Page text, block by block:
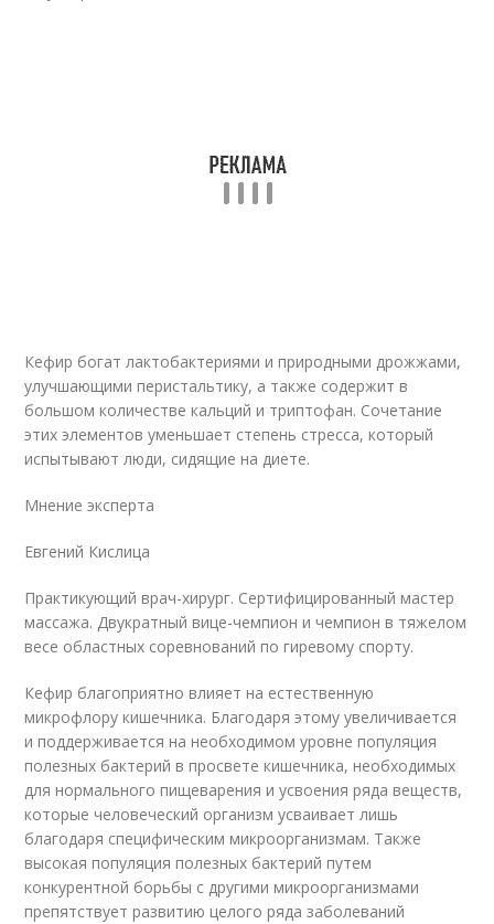
Кефир богат лактобактериями и природными дрожжами,
улучшающими перистальтику, а также содержит в
большом количестве кальций и триптофан. Сочетание
этих элементов уменьшает степень стресса, который
испытывают люди, сидящие на диете.
Мнение эксперта
Евгений Кислица
Практикующий врач-хирург. Сертифицированный мастер
массажа. Двукратный вице-чемпион и чемпион в тяжелом
весе областных соревнований по гиревому спорту.
Кефир благоприятно влияет на естественную
микрофлору кишечника. Благодаря этому увеличивается
и поддерживается на необходимом уровне популяция
полезных бактерий в просвете кишечника, необходимых
для нормального пищеварения и усвоения ряда веществ,
которые человеческий организм усваивает лишь
благодаря специфическим микроорганизмам. Также
высокая популяция полезных бактерий путем
конкурентной борьбы с другими микроорганизмами
препятствует развитию целого ряда заболеваний